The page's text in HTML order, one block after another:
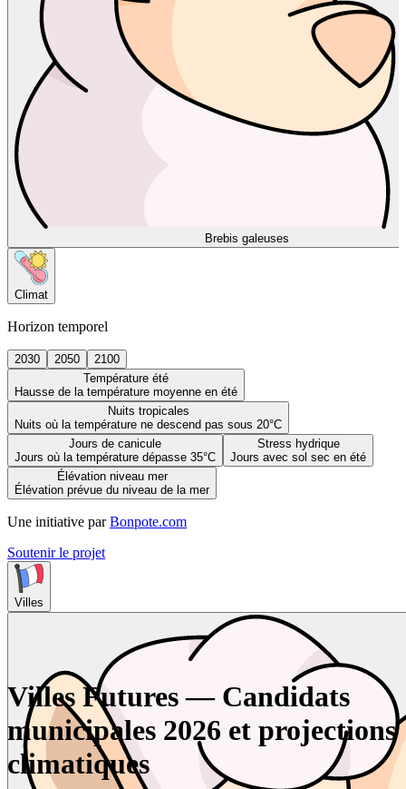
Brebis galeuses
Climat
Horizon temporel
2030 2050
2100
Température été
Hausse de la température moyenne en été
Nuits tropicales
Nuits où la température ne descend pas sous 20°C
Jours de canicule
Jours où la température dépasse 35°C
Stress hydrique
Jours avec sol sec en été
Élévation niveau mer
Élévation prévue du niveau de la mer
Une initiative par Bonpote.com
Soutenir le projet
Villes
Villes Futures — Candidats
municipales 2026 et projections
climatiques